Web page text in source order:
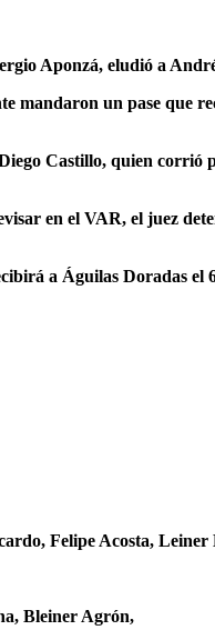
Aponzá, eludió a
mandaron un pase que
Castillo, quien
en el VAR, el juez
a Águilas Doradas el
Felipe Acosta, Leiner
Bleiner Agrón,